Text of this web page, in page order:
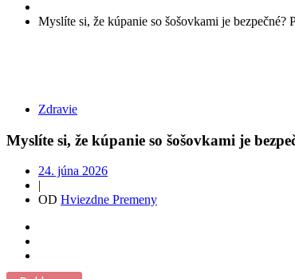
Myslíte si, že kúpanie so šošovkami je bezpečné?
Zdravie
Myslíte si, že kúpanie so šošovkami je
24. júna 2026
|
OD Hviezdne Premeny